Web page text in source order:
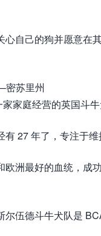
心自己的狗并愿意在
苏里州
家庭经营的英国斗
27 年了，专注于
欧洲最好的血统，成
伍德斗牛犬队是